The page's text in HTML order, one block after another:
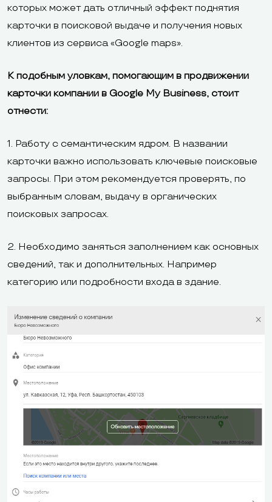
которых может дать отличный эффект поднятия
карточки в поисковой выдаче и получения новых
клиентов из сервиса «Google maps».
К подобным уловкам, помогающим в продвижении
карточки компании в Google My Business, стоит
отнести:
1. Работу с семантическим ядром. В названии
карточки важно использовать ключевые поисковые
запросы. При этом рекомендуется проверять, по
выбранным словам, выдачу в органических
поисковых запросах.
2. Необходимо заняться заполнением как основных
сведений, так и дополнительных. Например
категорию или подробности входа в здание.